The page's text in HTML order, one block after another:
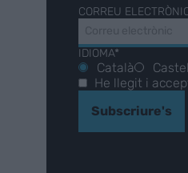
CORREU
IDIOMA*
Català
He llegit i
Subscriure's